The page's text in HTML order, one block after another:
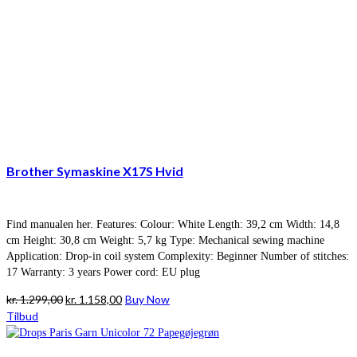
Brother Symaskine X17S Hvid
Find manualen her. Features: Colour: White Length: 39,2 cm Width: 14,8
cm Height: 30,8 cm Weight: 5,7 kg Type: Mechanical sewing machine
Application: Drop-in coil system Complexity: Beginner Number of stitches:
17 Warranty: 3 years Power cord: EU plug
kr.1.299,00Den
pris
kr. 1.158,00Den
pris
Buy Now
Tilbud